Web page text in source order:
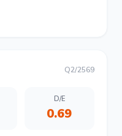
Q2/2569
D/E
0.69